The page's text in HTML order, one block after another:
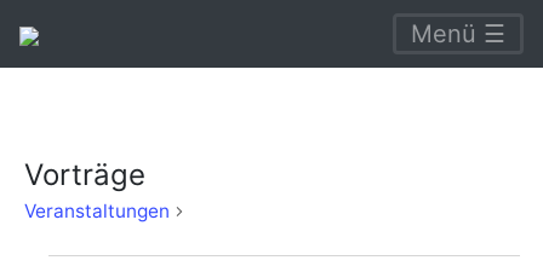
Menü ☰
Vorträge
Veranstaltungen